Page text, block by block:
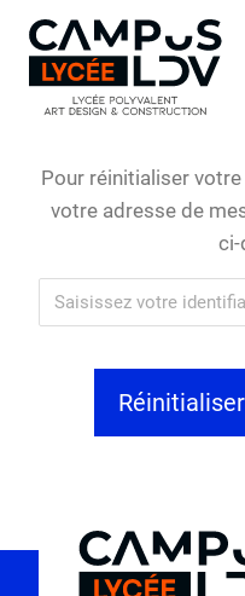
content
Pour réinitialiser
votre adresse de
ci-